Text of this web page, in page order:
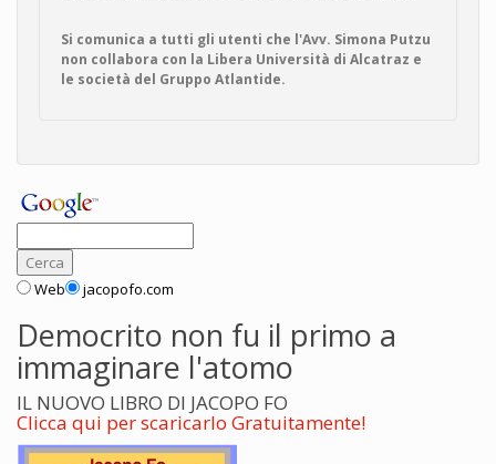
Si comunica a tutti gli utenti che l'Avv. Simona Putzu
non collabora con la Libera Università di Alcatraz e
le società del Gruppo Atlantide.
Web jacopofo.com
Democrito non fu il primo a
immaginare l'atomo
IL NUOVO LIBRO DI JACOPO FO
Clicca qui per scaricarlo Gratuitamente!